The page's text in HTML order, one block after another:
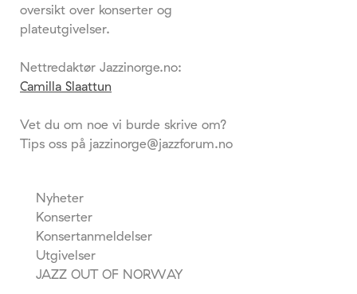
oversikt over konserter og
plateutgivelser.
Nettredaktør Jazzinorge.no:
Camilla Slaattun
Vet du om noe vi burde skrive om?
Tips oss på jazzinorge@jazzforum.no
Nyheter
Konserter
Konsertanmeldelser
Utgivelser
JAZZ OUT OF NORWAY